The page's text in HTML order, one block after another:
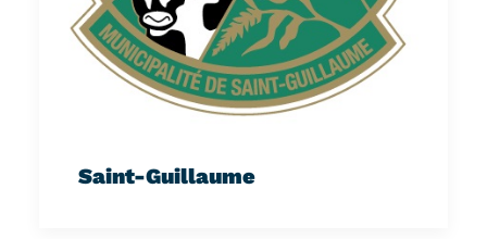
Saint-Guillaume